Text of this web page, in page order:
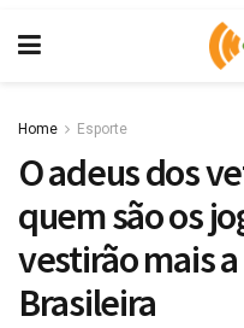
Home Esporte
O adeus dos
quem são os
vestirão mais
Brasileira